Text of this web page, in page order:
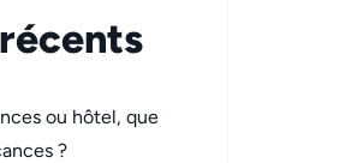
ou hôtel, que
?